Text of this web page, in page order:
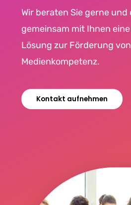
Wir beraten Sie gerne
gemeinsam mit Ihnen
Lösung zur Förderung von
Medienkompetenz.
Kontakt aufnehmen